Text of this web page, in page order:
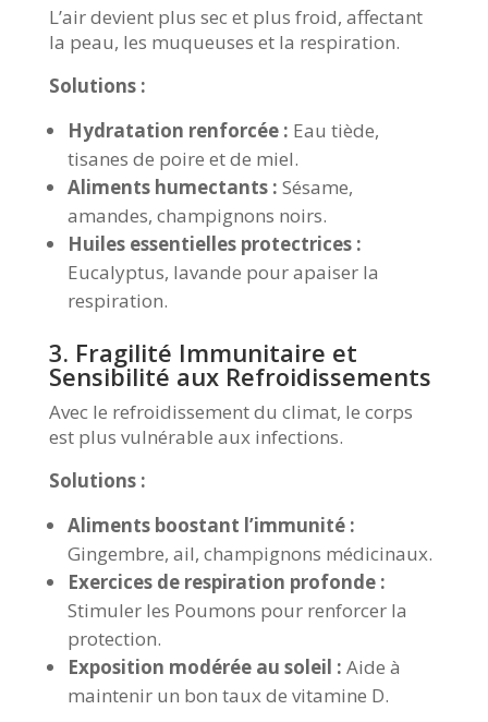
L’air devient plus sec et plus froid, affectant
la peau, les muqueuses et la respiration.
Solutions :
Hydratation renforcée : Eau tiède,
tisanes de poire et de miel.
Aliments humectants : Sésame,
amandes, champignons noirs.
Huiles essentielles protectrices :
Eucalyptus, lavande pour apaiser la
respiration.
3. Fragilité Immunitaire et
Sensibilité aux Refroidissements
Avec le refroidissement du climat, le corps
est plus vulnérable aux infections.
Solutions :
Aliments boostant l’immunité :
Gingembre, ail, champignons médicinaux.
Exercices de respiration profonde :
Stimuler les Poumons pour renforcer la
protection.
Exposition modérée au soleil : Aide à
maintenir un bon taux de vitamine D.